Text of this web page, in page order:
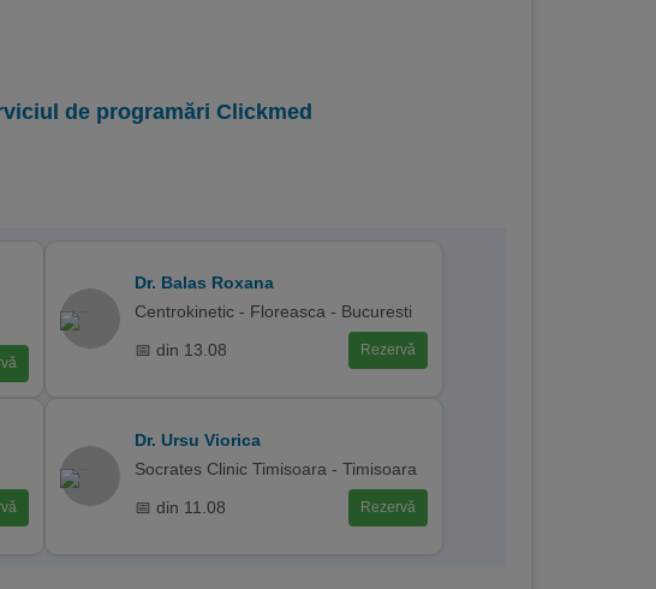
de programări Clickmed
Dr. Balas Roxana
Centrokinetic - Floreasca - Bucuresti
📅 din 13.08 Rezervă
Dr. Ursu Viorica
Socrates Clinic Timisoara - Timisoara
📅 din 11.08 Rezervă